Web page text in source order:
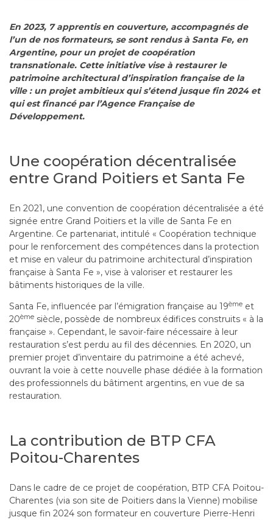
En 2023, 7 apprentis en couverture, accompagnés de
l’un de nos formateurs, se sont rendus à Santa Fe, en
Argentine, pour un projet de coopération
transnationale. Cette initiative vise à restaurer le
patrimoine architectural d’inspiration française de la
ville : un projet ambitieux qui s’étend jusque fin 2024 et
qui est financé par l’Agence Française de
Développement.
Une coopération décentralisée
entre Grand Poitiers et Santa Fe
En 2021, une convention de coopération décentralisée a été
signée entre Grand Poitiers et la ville de Santa Fe en
Argentine. Ce partenariat, intitulé « Coopération technique
pour le renforcement des compétences dans la protection
et mise en valeur du patrimoine architectural d’inspiration
française à Santa Fe », vise à valoriser et restaurer les
bâtiments historiques de la ville.
Santa Fe, influencée par l’émigration française au 19ème et
20ème siècle, possède de nombreux édifices construits « à la
française ». Cependant, le savoir-faire nécessaire à leur
restauration s’est perdu au fil des décennies. En 2020, un
premier projet d’inventaire du patrimoine a été achevé,
ouvrant la voie à cette nouvelle phase dédiée à la formation
des professionnels du bâtiment argentins, en vue de sa
restauration.
La contribution de BTP CFA
Poitou-Charentes
Dans le cadre de ce projet de coopération, BTP CFA Poitou-
Charentes (via son site de Poitiers dans la Vienne) mobilise
jusque fin 2024 son formateur en couverture Pierre-Henri